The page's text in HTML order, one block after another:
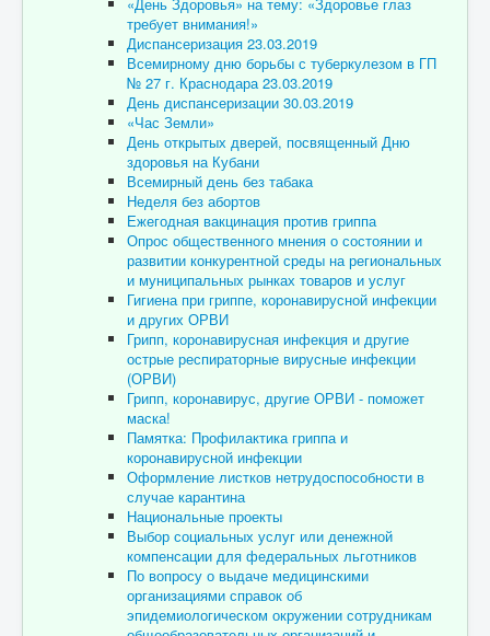
требует внимания!»
Диспансеризация 23.03.2019
Всемирному дню борьбы с туберкулезом в ГП
№ 27 г. Краснодара 23.03.2019
День диспансеризации 30.03.2019
«Час Земли»
День открытых дверей, посвященный Дню
здоровья на Кубани
Всемирный день без табака
Неделя без абортов
Ежегодная вакцинация против гриппа
Опрос общественного мнения о состоянии и
развитии конкурентной среды на региональных
и муниципальных рынках товаров и услуг
Гигиена при гриппе, коронавирусной инфекции
и других ОРВИ
Грипп, коронавирусная инфекция и другие
острые респираторные вирусные инфекции
(ОРВИ)
Грипп, коронавирус, другие ОРВИ - поможет
маска!
Памятка: Профилактика гриппа и
коронавирусной инфекции
Оформление листков нетрудоспособности в
случае карантина
Национальные проекты
Выбор социальных услуг или денежной
компенсации для федеральных льготников
По вопросу о выдаче медицинскими
организациями справок об
эпидемиологическом окружении сотрудникам